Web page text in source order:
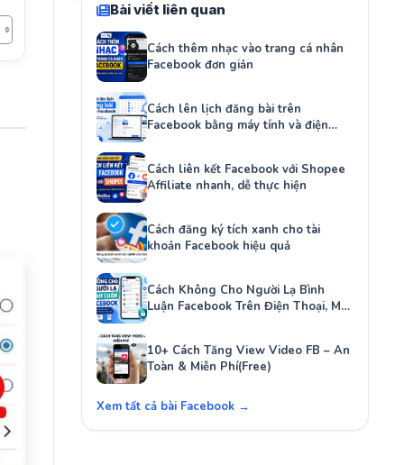
Bài viết liên quan
Cách thêm nhạc vào trang cá nhân
Facebook đơn giản
Cách lên lịch đăng bài trên
Facebook bằng máy tính và điện
thoại
Cách liên kết Facebook với Shopee
Affiliate nhanh, dễ thực hiện
Cách đăng ký tích xanh cho tài
khoản Facebook hiệu quả
Cách Không Cho Người Lạ Bình
Luận Facebook Trên Điện Thoại, Máy
Tính
10+ Cách Tăng View Video FB – An
Toàn & Miễn Phí(Free)
Xem tất cả bài Facebook →